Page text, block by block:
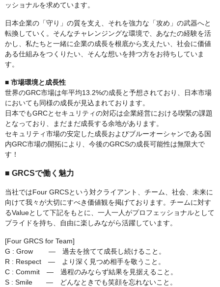
ッショナルを求めています。
日本企業の「守り」の質を支え、それを強力な「攻め」の武器へと
転換していく。そんなチャレンジングな環境で、あなたの経験を活
かし、私たちと一緒に企業の成長を根底から支えたい、社会に価値
ある仕組みをつくりたい、そんな想いを持つ方をお待ちしていま
す。
■ 市場環境と成長性
世界のGRC市場は年平均13.2%の成長と予想されており、日本市場
においても同様の成長が見込まれております。
日本でもGRCとセキュリティの対応は企業経営における喫緊の課題
となっており、まだまだ成長する余地があります。
セキュリティ市場の安定した成長およびブルーオーシャンである国
内GRC市場の開拓により、今後のGRCSの成長可能性は無限大で
す！
■ GRCSで働く魅力
当社ではFour GRCSという対クライアント、チーム、社会、未来に
向けて我々が大切にすべき価値観を掲げております。チームに対す
るValueとして下記をもとに、一人一人がプロフェッショナルとして
プライドを持ち、自由に楽しみながら活躍しています。
[Four GRCS for Team]
G : Grow ― 過去を捨てて成⻑し続けること。
R : Respect ― より深く見つめ相手を敬うこと。
C : Commit ― 過程のみならず結果を見据えること。
S : Smile ― どんなときでも笑顔を忘れないこと。